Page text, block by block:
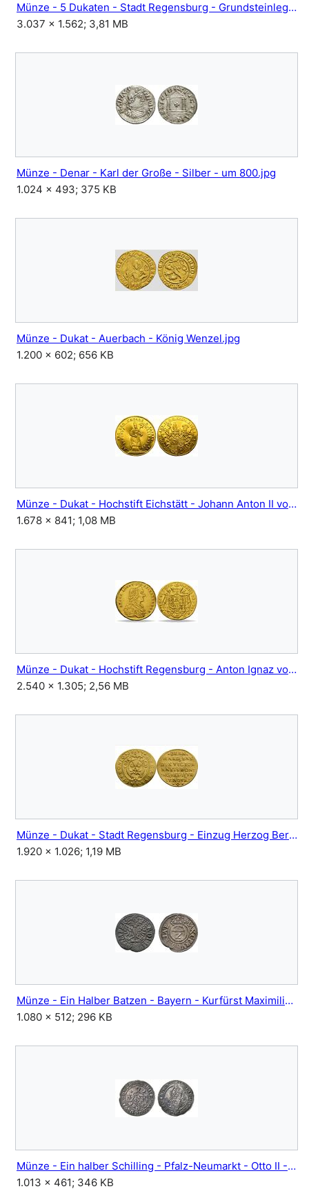
Münze - 5 Dukaten - Stadt Regensburg - Grundsteinlegung Dreieinigkeitskirche - 1627.jpg
3.037 × 1.562; 3,81 MB
Münze - Denar - Karl der Große - Silber - um 800.jpg
1.024 × 493; 375 KB
Münze - Dukat - Auerbach - König Wenzel.jpg
1.200 × 602; 656 KB
Münze - Dukat - Hochstift Eichstätt - Johann Anton II von Freyberg - 1738.jpg
1.678 × 841; 1,08 MB
Münze - Dukat - Hochstift Regensburg - Anton Ignaz von Fugger-Glött - 1770.jpg
2.540 × 1.305; 2,56 MB
Münze - Dukat - Stadt Regensburg - Einzug Herzog Bernhard von Sachsen-Weimar - 1633.jpg
1.920 × 1.026; 1,19 MB
Münze - Ein Halber Batzen - Bayern - Kurfürst Maximilian I - Neumarkt.jpg
1.080 × 512; 296 KB
Münze - Ein halber Schilling - Pfalz-Neumarkt - Otto II - 1496.jpg
1.013 × 461; 346 KB